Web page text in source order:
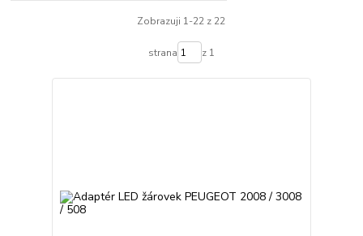
Zobrazuji 1-22 z 22
strana z 1